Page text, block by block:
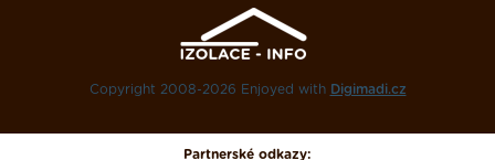
Copyright 2008-2026 Enjoyed with Digimadi.cz
Partnerské odkazy: